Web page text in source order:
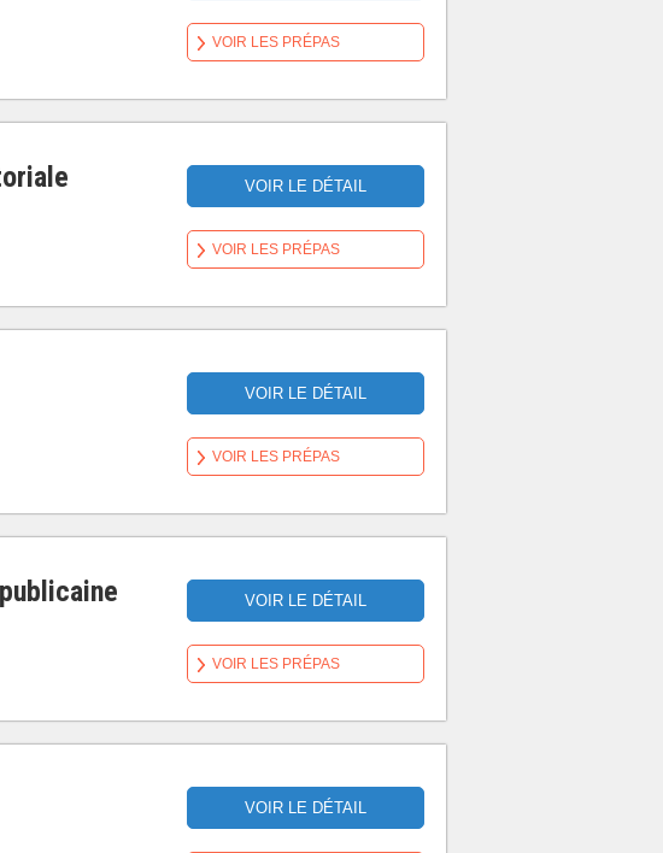
VOIR LES PRÉPAS
VOIR LE DÉTAIL
VOIR LES PRÉPAS
VOIR LE DÉTAIL
VOIR LES PRÉPAS
VOIR LE DÉTAIL
VOIR LES PRÉPAS
VOIR LE DÉTAIL